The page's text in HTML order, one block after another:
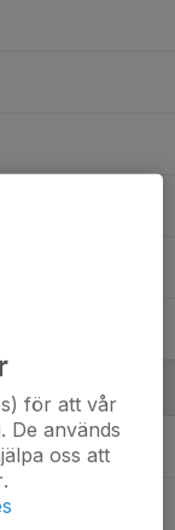
för att vår
De används
oss att